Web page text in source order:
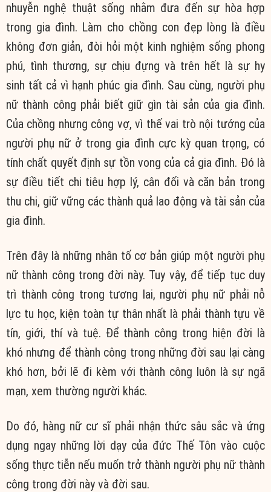
nhuyễn nghệ thuật sống nhằm đưa đến sự hòa hợp
trong gia đình. Làm cho chồng con đẹp lòng là điều
không đơn giản, đòi hỏi một kinh nghiệm sống phong
phú, tình thương, sự chịu đựng và trên hết là sự hy
sinh tất cả vì hạnh phúc gia đình. Sau cùng, người phụ
nữ thành công phải biết giữ gìn tài sản của gia đình.
Của chồng nhưng công vợ, vì thế vai trò nội tướng của
người phụ nữ ở trong gia đình cực kỳ quan trọng, có
tính chất quyết định sự tồn vong của cả gia đình. Đó là
sự điều tiết chi tiêu hợp lý, cân đối và căn bản trong
thu chi, giữ vững các thành quả lao động và tài sản của
gia đình.
Trên đây là những nhân tố cơ bản giúp một người phụ
nữ thành công trong đời này. Tuy vậy, để tiếp tục duy
trì thành công trong tương lai, người phụ nữ phải nỗ
lực tu học, kiện toàn tự thân nhất là phải thành tựu về
tín, giới, thí và tuệ. Để thành công trong hiện đời là
khó nhưng để thành công trong những đời sau lại càng
khó hơn, bởi lẽ đi kèm với thành công luôn là sự ngã
mạn, xem thường người khác.
Do đó, hàng nữ cư sĩ phải nhận thức sâu sắc và ứng
dụng ngay những lời dạy của đức Thế Tôn vào cuộc
sống thực tiễn nếu muốn trở thành người phụ nữ thành
công trong đời này và đời sau.